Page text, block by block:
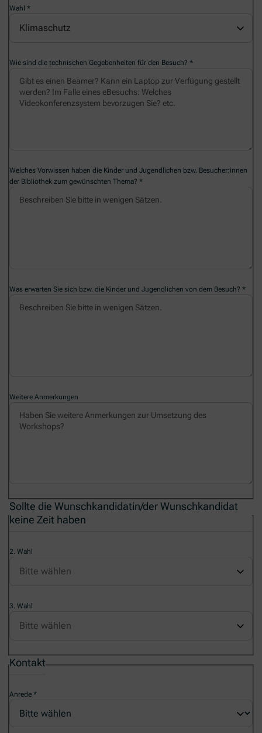
Wahl
Klimaschutz
Wie sind die technischen Gegebenheiten für den Besuch?
Welches Vorwissen haben die Kinder und Jugendlichen bzw. Besucher:innen
der Bibliothek zum gewünschten Thema?
Was erwarten Sie sich bzw. die Kinder und Jugendlichen von dem Besuch?
Weitere Anmerkungen
Sollte die Wunschkandidatin/der Wunschkandidat
keine Zeit haben
2. Wahl
3. Wahl
Kontakt
Anrede